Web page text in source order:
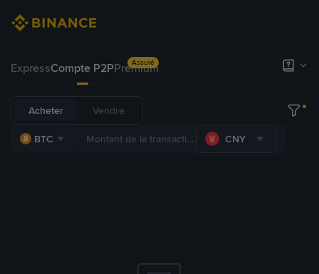
ExpressCompte P2PPremium
Assuré
Acheter Vendre
BTC CNY